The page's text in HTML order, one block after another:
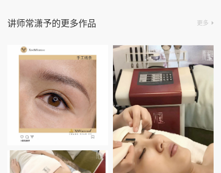
更多
讲师常潇予的更多作品